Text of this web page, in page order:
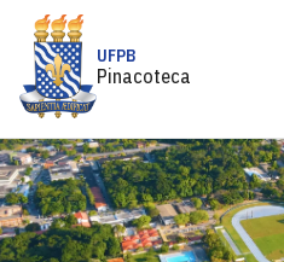
UFPB
Pinacoteca